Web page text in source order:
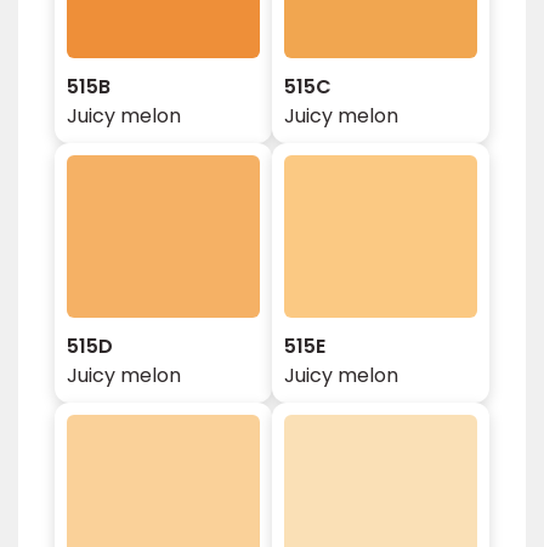
515B
Juicy melon
515C
Juicy melon
515D
Juicy melon
515E
Juicy melon